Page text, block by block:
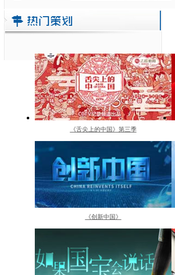
《舌尖上的中国》第三季
《创新中国》